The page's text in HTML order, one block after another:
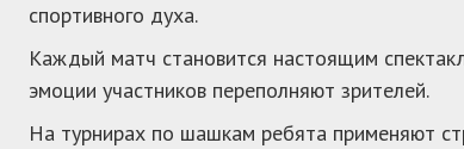
спортивного духа.
Каждый матч становится настоящим
эмоции участников переполняют зрителей.
На турнирах по шашкам ребята применяют